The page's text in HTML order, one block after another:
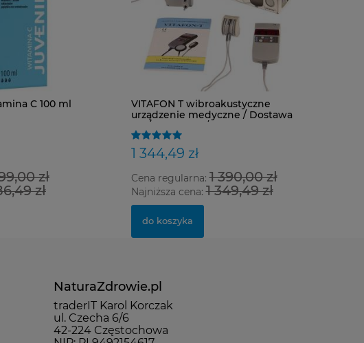
C 100 ml
zł
zł
VITAFON T wibroakustyczne
urządzenie medyczne / Dostawa
0zł / Polecamy / Negocjuj Cenę!!
1 344,49 zł
Cena regularna:1 390,00 zł
Najniższa cena:1 349,49 zł
do koszyka
NaturaZdrowie.pl
traderIT Karol Korczak
ul. Czecha 6/6
42-224 Częstochowa